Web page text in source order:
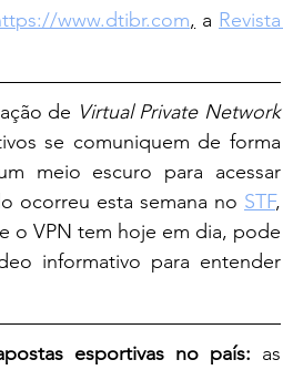
www.dtibr.com, a Revista
de Virtual Private Network
se comuniquem de forma
meio escuro para acessar
ocorreu esta semana no STF,
o VPN tem hoje em dia, pode
informativo para entender
esportivas no país: as